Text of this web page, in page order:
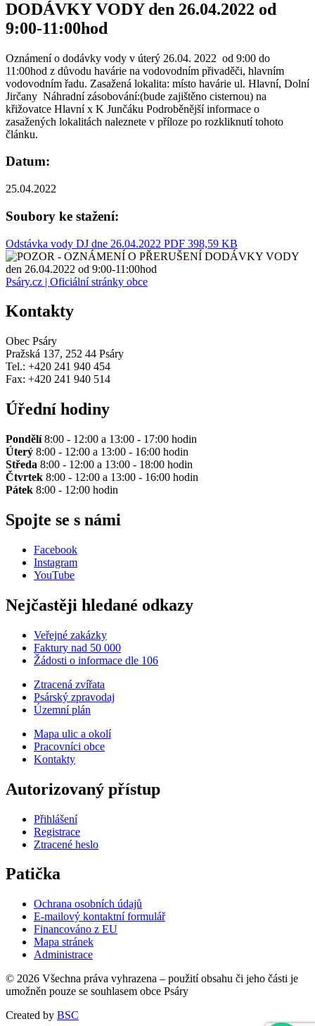
DODÁVKY VODY den 26.04.2022 od
9:00-11:00hod
Oznámení o dodávky vody v úterý 26.04. 2022 od 9:00 do
11:00hod z důvodu havárie na vodovodním přivaděči, hlavním
vodovodním řadu. Zasažená lokalita: místo havárie ul. Hlavní, Dolní
Jirčany Náhradní zásobování:(bude zajištěno cisternou) na
křižovatce Hlavní x K Junčáku Podroběnější informace o
zasažených lokalitách naleznete v příloze po rozkliknutí tohoto
článku.
Datum:
25.04.2022
Soubory ke stažení:
Odstávka vody DJ dne 26.04.2022 PDF 398,59 KB
Psáry.cz | Oficiální stránky obce
Kontakty
Obec Psáry
Pražská 137, 252 44 Psáry
Tel.: +420 241 940 454
Fax: +420 241 940 514
Úřední hodiny
Pondělí8:00 - 12:00 a 13:00 - 17:00 hodin
Úterý 8:00 - 12:00 a 13:00 - 16:00 hodin
Středa 8:00 - 12:00 a 13:00 - 18:00 hodin
Čtvrtek 8:00 - 12:00 a 13:00 - 16:00 hodin
Pátek 8:00 - 12:00 hodin
Spojte se s námi
Facebook
Instagram
YouTube
Nejčastěji hledané odkazy
Veřejné zakázky
Faktury nad 50 000
Žádosti o informace dle 106
Ztracená zvířata
Psárský zpravodaj
Územní plán
Mapa ulic a okolí
Pracovníci obce
Kontakty
Autorizovaný přístup
Přihlášení
Registrace
Ztracené heslo
Patička
Ochrana osobních údajů
E-mailový kontaktní formulář
Financováno z EU
Mapa stránek
Administrace
© 2026 Všechna práva vyhrazena – použití obsahu či jeho části je
umožněn pouze se souhlasem obce Psáry
Created by BSC